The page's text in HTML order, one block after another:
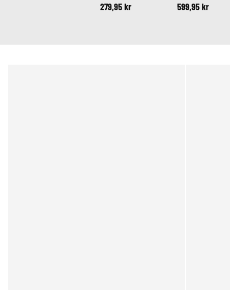
279,95 kr 599,95 kr